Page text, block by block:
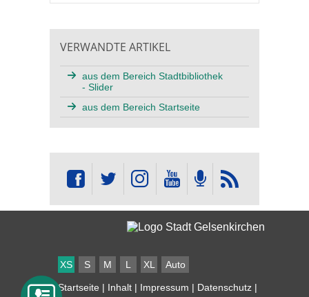
VERWANDTE ARTIKEL
aus dem Bereich Stadtbibliothek
- Slider
aus dem Bereich Startseite
XS S M L XL Auto
Startseite | Inhalt | Impressum | Datenschutz |